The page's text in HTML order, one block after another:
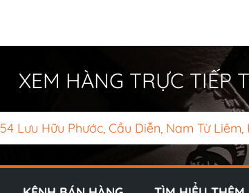
XEM HÀNG TRỰC TIẾP
54 Lưu Hữu Phước, Cầu Diễn, Nam Từ Liêm,